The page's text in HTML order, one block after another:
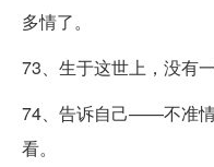
多情了。
73、生于这世上，没有
74、告诉自己——不准
看。